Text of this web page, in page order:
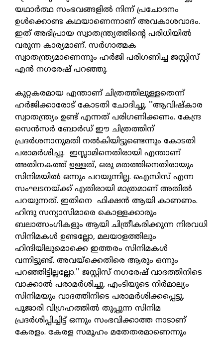
യഥാര്‍ത്ഥ സംഭവങ്ങളില്‍ നിന്ന് പ്രചോദനം
ഉള്‍ക്കൊണ്ട കഥയാണെന്നാണ് അവകാശവാദം.
ഇത് അഭിപ്രായ സ്വാതന്ത്ര്യത്തിന്റെ പരിധിയില്‍
വരുന്ന കാര്യമാണ്. സര്‍ഗാത്മക
സ്വാതന്ത്ര്യമാണെന്നും ഹര്‍ജി പരിഗണിച്ച ജസ്റ്റിസ്
എന്‍ നഗരേഷ് പറഞ്ഞു.
കുറ്റകരമായ എന്താണ് ചിത്രത്തിലുള്ളതെന്ന്
ഹര്‍ജിക്കാരോട് കോടതി ചോദിച്ചു. ''ആവിഷ്‌കാര
സ്വാതന്ത്ര്യം ഉണ്ട് എന്നത് പരിഗണിക്കണം. കേന്ദ്ര
സെന്‍സര്‍ ബോര്‍ഡ് ഈ ചിത്രത്തിന്
പ്രദര്‍ശനാനുമതി നല്‍കിയിട്ടുണ്ടെന്നും കോടതി
പരാമര്‍ശിച്ചു. ഇസ്ലാമിനെതിരായി എന്താണ്
അതിനകത്ത് ഉള്ളത്, ഒരു മതത്തിനെതിരായും
സിനിമയില്‍ ഒന്നും പറയുന്നില്ല. ഐസിസ് എന്ന
സംഘടനയ്ക്ക് എതിരായി മാത്രമാണ് അതില്‍
പറയുന്നത്. ഇതിനെ ഫിക്ഷന്‍ ആയി കാണണം.
ഹിന്ദു സന്യാസിമാരെ കൊള്ളക്കാരും
ബലാത്സംഗികളും ആയി ചിത്രീകരിക്കുന്ന നിരവധി
സിനിമകള്‍ ഉണ്ടല്ലോ, മലയാളത്തിലും
ഹിന്ദിയിലുമൊക്കെ ഇത്തരം സിനിമകള്‍
വന്നിട്ടുണ്ട്. അവയ്ക്കെതിരെ ആരും ഒന്നും
പറഞ്ഞിട്ടില്ലല്ലോ.'' ജസ്റ്റിസ് നഗരേഷ് വാദത്തിനിടെ
വാക്കാല്‍ പരാമര്‍ശിച്ചു. എംടിയുടെ നിര്‍മാല്യം
സിനിമയും വാദത്തിനിടെ പരാമര്‍ശിക്കപ്പെട്ടു.
പൂജാരി വിഗ്രഹത്തില്‍ തുപ്പുന്ന സിനിമ
പ്രദര്‍ശിപ്പിച്ചിട്ട് ഒന്നും സംഭവിക്കാത്ത നാടാണ്
കേരളം. കേരള സമൂഹം മതേതരമാണെന്നും